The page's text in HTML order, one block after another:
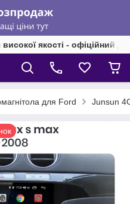
якості - офіційний
для Ford Junsun